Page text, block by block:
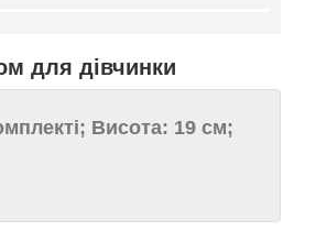
для дівчинки
Висота: 19 см;